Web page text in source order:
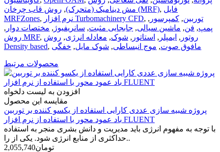
مش دینامیک (متحرک), روش قاب چرخان (MRF), فایل
MRFZones, نرم افزار Turbomachinery CFD, توربین, کمپرسور ,
پمپ, فن, ماشین‌ سیالی, جابجایی مثبت, سانریفیوژ , مختصات دوار ,
روش MRF, روتور , ایمپلر , استاتور , شوک, معادله انرژی, روش
Density based, مافوق صوت, موج انبساطی, شوک مایل, خفگی
محصولات مرتبط
افزودن به لیست دلخواه
مقایسه این محصول
پروژه شبيه سازی عددی کارايی استفاده از يکسو کننده بر توربين
باد عمود محور با استفاده از نرم افزار FLUENT
با توجه به مفهوم انرژی باید مدیریت و دانش بشری منجر به استفاده
حداکثری از منابع انرژی شود. یکی از را..
2,055,740تومان